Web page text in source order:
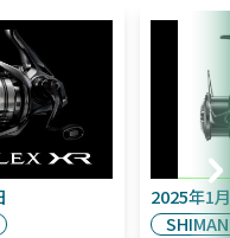
年2月2日